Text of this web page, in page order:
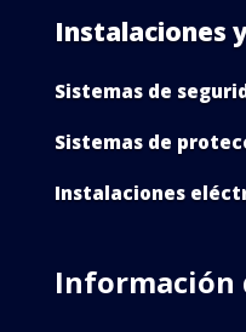
Instalaciones
Sistemas de
Sistemas de
Instalaciones
Información